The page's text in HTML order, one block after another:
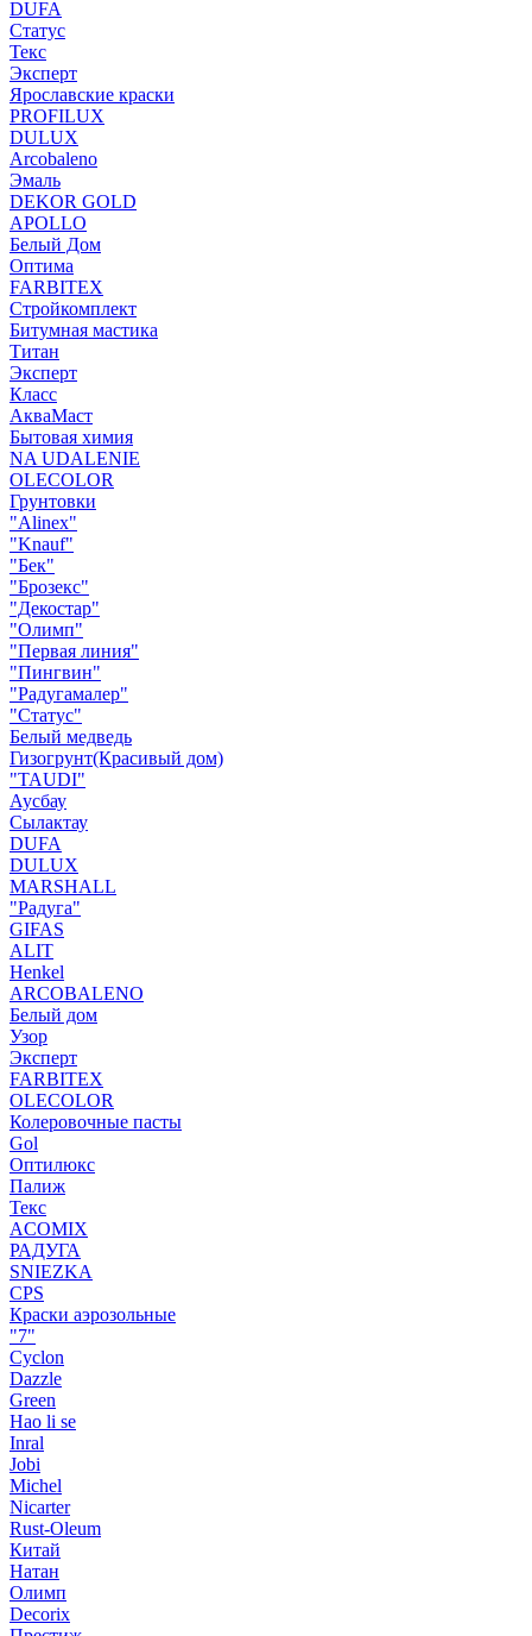
DUFA
Статус
Текс
Эксперт
Ярославские краски
PROFILUX
DULUX
Arcobaleno
Эмаль
DEKOR GOLD
APOLLO
Белый Дом
Оптима
FARBITEX
Стройкомплект
Битумная мастика
Титан
Эксперт
Класс
АкваМаст
Бытовая химия
NA UDALENIE
OLECOLOR
Грунтовки
"Alinex"
"Knauf"
"Бек"
"Брозекс"
"Декостар"
"Олимп"
"Первая линия"
"Пингвин"
"Радугамалер"
"Статус"
Белый медведь
Гизогрунт(Красивый дом)
"TAUDI"
Аусбау
Сылактау
DUFA
DULUX
MARSHALL
"Радуга"
GIFAS
ALIT
Henkel
ARCOBALENO
Белый дом
Узор
Эксперт
FARBITEX
OLECOLOR
Колеровочные пасты
Gol
Оптилюкс
Палиж
Текс
ACOMIX
РАДУГА
SNIEZKA
CPS
Краски аэрозольные
"7"
Cyclon
Dazzle
Green
Hao li se
Inral
Jobi
Michel
Nicarter
Rust-Oleum
Китай
Натан
Олимп
Decorix